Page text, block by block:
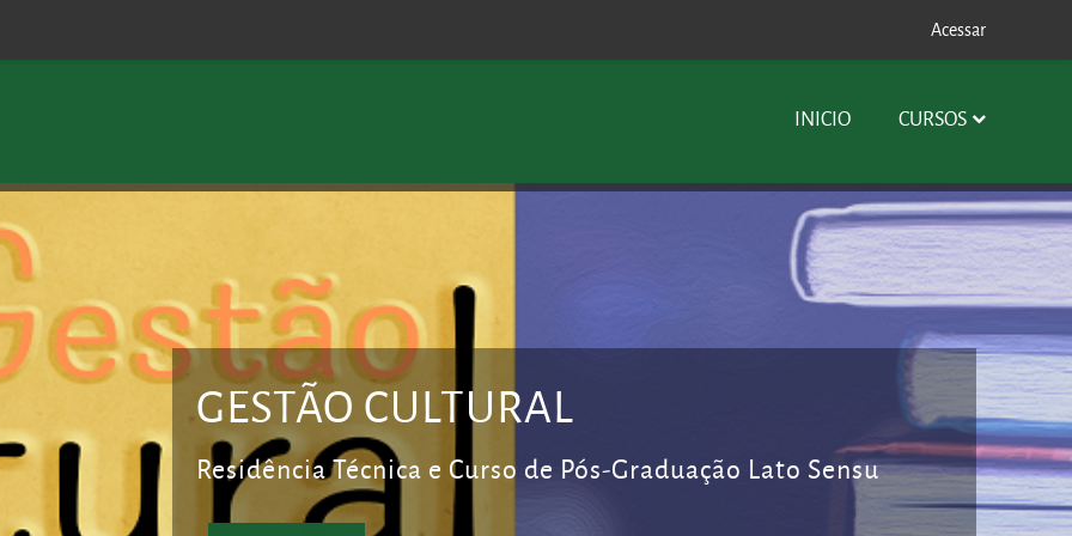
Acessar
INICIO CURSOS
GESTÃO CULTURAL
Residência Técnica e Curso de Pós-Graduação Lato Sensu